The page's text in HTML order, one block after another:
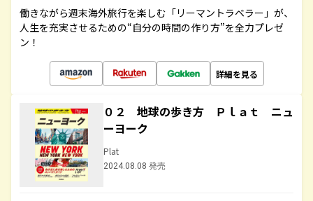
働きながら週末海外旅行を楽しむ「リーマントラベラー」が、
人生を充実させるための“自分の時間の作り方”を全力プレゼ
ン！
詳細を見る
０２ 地球の歩き方 Ｐｌａｔ ニュ
ーヨーク
Plat
2024.08.08 発売